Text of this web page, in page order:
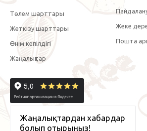
Төлем шарттары
Жеткізу шарттары
Өнім кепілдігі
Жаңалықтар
Жеке
Пошта
Жаңалықтардан хабардар
болып отырыңыз!